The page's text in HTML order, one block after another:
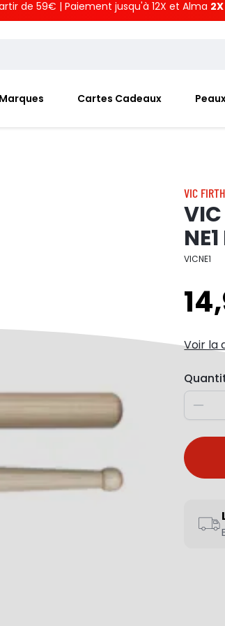
de 59€ | Paiement jusqu'à 12X et Alma
Marques Cartes Cadeaux
VIC FIRTH
VICNE1
Voir la